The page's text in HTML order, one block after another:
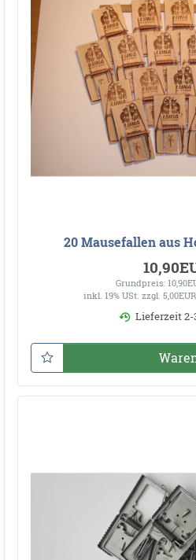
20 Mausefallen aus
Grundpreis:
inkl. 19% USt. zzgl.
Lieferzeit 2-